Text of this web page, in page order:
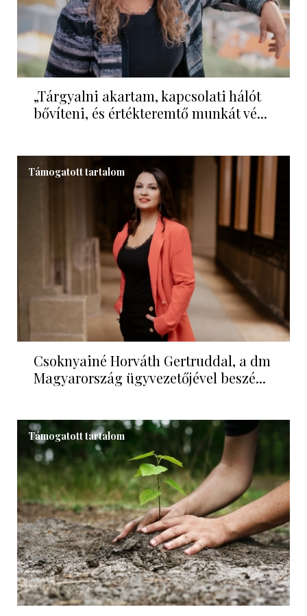
„Tárgyalni akartam, kapcsolati hálót
bővíteni, és értékteremtő munkát vé...
Támogatott tartalom
Csoknyainé Horváth Gertruddal, a dm
Magyarország ügyvezetőjével beszé...
Támogatott tartalom